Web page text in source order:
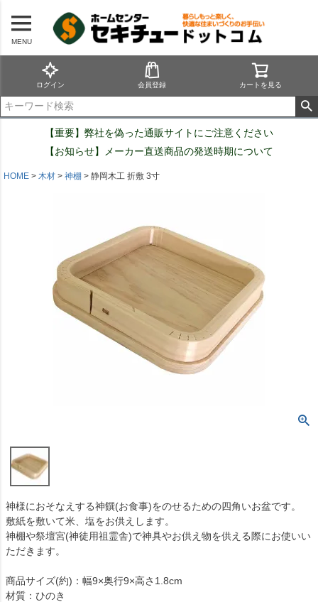
MENU
ログイン 会員登録 カートを見る
【重要】弊社を偽った通販サイトにご注意ください
【お知らせ】メーカー直送商品の発送時期について
HOME 木材 神棚 静岡木工 折敷 3寸
神様におそなえする神饌(お食事)をのせるための四角いお盆です。
敷紙を敷いて米、塩をお供えします。
神棚や祭壇宮(神徒用祖霊舎)で神具やお供え物を供える際にお使いい
ただきます。
商品サイズ(約)：幅9×奥行9×高さ1.8cm
材質：ひのき